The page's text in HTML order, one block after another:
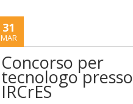
31
MAR
Concorso per
tecnologo presso
IRCrES